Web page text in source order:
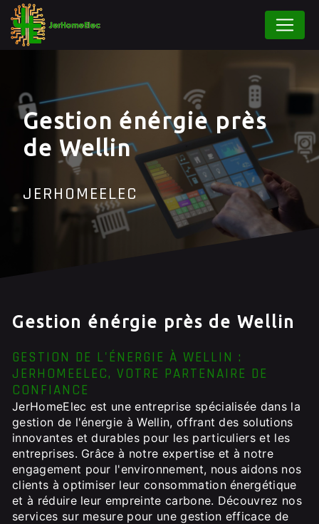
Gestion énérgie près
de Wellin
JERHOMEELEC
Gestion énérgie près de Wellin
GESTION DE L'ÉNERGIE À WELLIN :
JERHOMEELEC, VOTRE PARTENAIRE DE
CONFIANCE
JerHomeElec est une entreprise spécialisée dans la
gestion de l'énergie à Wellin, offrant des solutions
innovantes et durables pour les particuliers et les
entreprises. Grâce à notre expertise et à notre
engagement pour l'environnement, nous aidons nos
clients à optimiser leur consommation énergétique
et à réduire leur empreinte carbone. Découvrez nos
services sur mesure pour une gestion efficace de
Panneau de gestion des cookies